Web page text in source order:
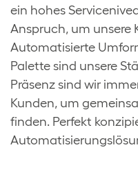
ein hohes
Anspruch, um unsere
Automatisierte
Palette sind unsere
Präsenz sind wir
Kunden, um
finden. Perfekt